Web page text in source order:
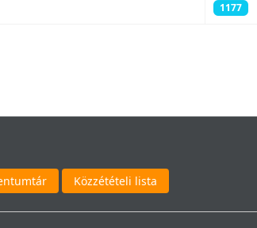
1177
Közzétételi lista